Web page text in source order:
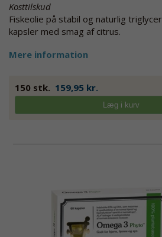
Kosttilskud
Fiskeolie på stabil og naturlig
kapsler med smag af citrus.
Mere information
150 stk. 159,95 kr.
Læg i kurv